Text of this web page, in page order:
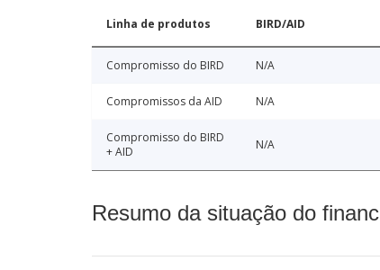
Linha de produtos BIRD/AID
Compromisso do BIRD N/A
Compromissos da AID N/A
Compromisso do BIRD
+ AID
N/A
Resumo da situação do